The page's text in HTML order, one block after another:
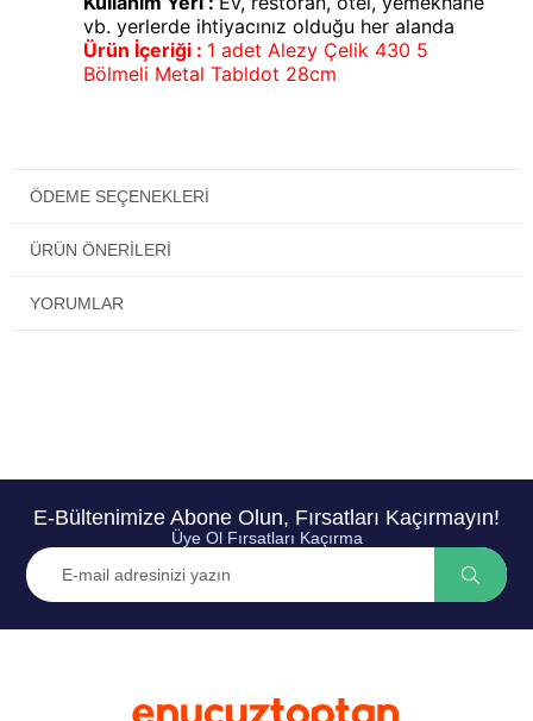
vb. yerlerde ihtiyacınız olduğu her alanda
Ürün İçeriği : 1 adet Alezy Çelik 430 5
Bölmeli Metal Tabldot 28cm
ÖDEME SEÇENEKLERI
ÜRÜN ÖNERILERI
YORUMLAR
E-Bültenimize Abone Olun, Fırsatları Kaçırmayın!
Üye Ol Fırsatları Kaçırma